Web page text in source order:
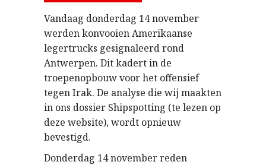
Vandaag donderdag 14 november
werden konvooien Amerikaanse
legertrucks gesignaleerd rond
Antwerpen. Dit kadert in de
troepenopbouw voor het offensief
tegen Irak. De analyse die wij maakten
in ons dossier Shipspotting (te lezen op
deze website), wordt opnieuw
bevestigd.
Donderdag 14 november reden